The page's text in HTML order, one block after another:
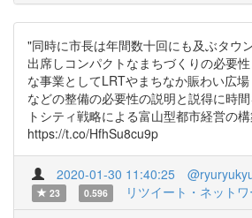
"同時に市長は年間数十回にも及ぶタウ
出席しコンパクトなまちづくりの必要
な事業としてLRTやまちなか賑わい広場
などの整備の必要性の説明と説得に時
トシティ戦略による富山型都市経営の
https://t.co/HfhSu8cu9p
2020-01-30 11:40:25
23
0.596 リツイート・ネット